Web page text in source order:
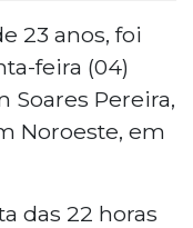
23 anos, foi
feira (04)
Soares Pereira,
Noroeste, em
das 22 horas